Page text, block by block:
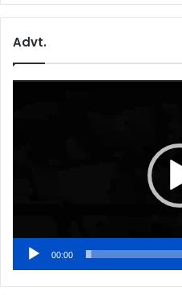
Advt.
00:00